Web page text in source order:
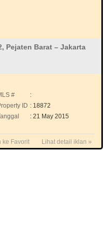
Pejaten Barat – Jakarta
#
:
ID : 18872
: 21 May 2015
Lihat detail iklan »
ke Favorit